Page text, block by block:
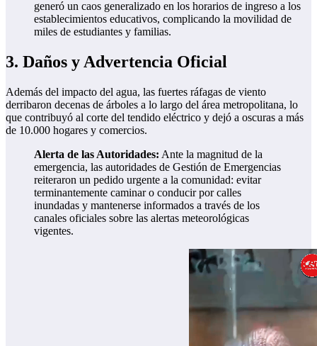
generó un caos generalizado en los horarios de ingreso a los
establecimientos educativos, complicando la movilidad de
miles de estudiantes y familias.
3. Daños y Advertencia Oficial
Además del impacto del agua, las fuertes ráfagas de viento
derribaron decenas de árboles a lo largo del área metropolitana, lo
que contribuyó al corte del tendido eléctrico y dejó a oscuras a más
de 10.000 hogares y comercios.
Alerta de las Autoridades: Ante la magnitud de la
emergencia, las autoridades de Gestión de Emergencias
reiteraron un pedido urgente a la comunidad: evitar
terminantemente caminar o conducir por calles
inundadas y mantenerse informados a través de los
canales oficiales sobre las alertas meteorológicas
vigentes.